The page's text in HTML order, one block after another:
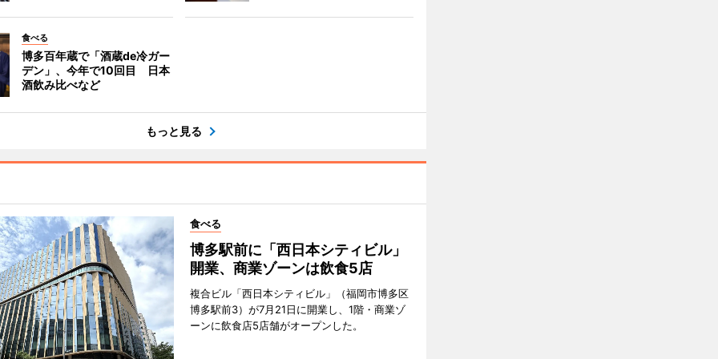
食べる
博多百年蔵で「酒蔵de冷ガー
デン」、今年で10回目 日本
酒飲み比べなど
もっと見る
食べる
博多駅前に「西日本シティビル」
開業、商業ゾーンは飲食5店
複合ビル「西日本シティビル」（福岡市博多区
博多駅前3）が7月21日に開業し、1階・商業ゾ
ーンに飲食店5店舗がオープンした。